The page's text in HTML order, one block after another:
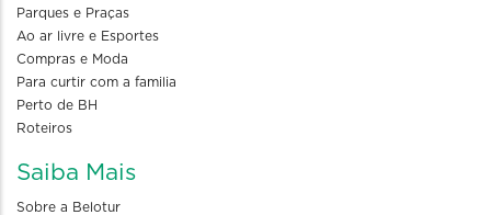
Parques e Praças
Ao ar livre e Esportes
Compras e Moda
Para curtir com a familia
Perto de BH
Roteiros
Saiba Mais
Sobre a Belotur